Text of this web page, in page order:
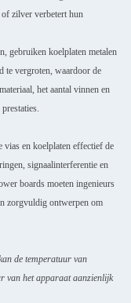
of zilver verbetert hun
gebruiken koelplaten metalen
te vergroten, waardoor de
het aantal vinnen en
vias en koelplaten effectief de
signaalinterferentie en
boards moeten ingenieurs
zorgvuldig ontwerpen om
de temperatuur van
van het apparaat aanzienlijk